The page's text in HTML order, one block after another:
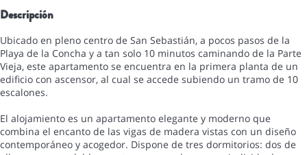
Descripción
Ubicado en pleno centro de San Sebastián, a pocos pasos de la
Playa de la Concha y a tan solo 10 minutos caminando de la Parte
Vieja, este apartamento se encuentra en la primera planta de un
edificio con ascensor, al cual se accede subiendo un tramo de 10
escalones.
El alojamiento es un apartamento elegante y moderno que
combina el encanto de las vigas de madera vistas con un diseño
contemporáneo y acogedor. Dispone de tres dormitorios: dos de